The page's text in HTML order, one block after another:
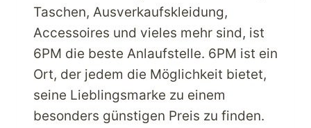
Taschen, Ausverkaufskleidung,
Accessoires und vieles mehr sind, ist
6PM die beste Anlaufstelle. 6PM ist ein
Ort, der jedem die Möglichkeit bietet,
seine Lieblingsmarke zu einem
besonders günstigen Preis zu finden.